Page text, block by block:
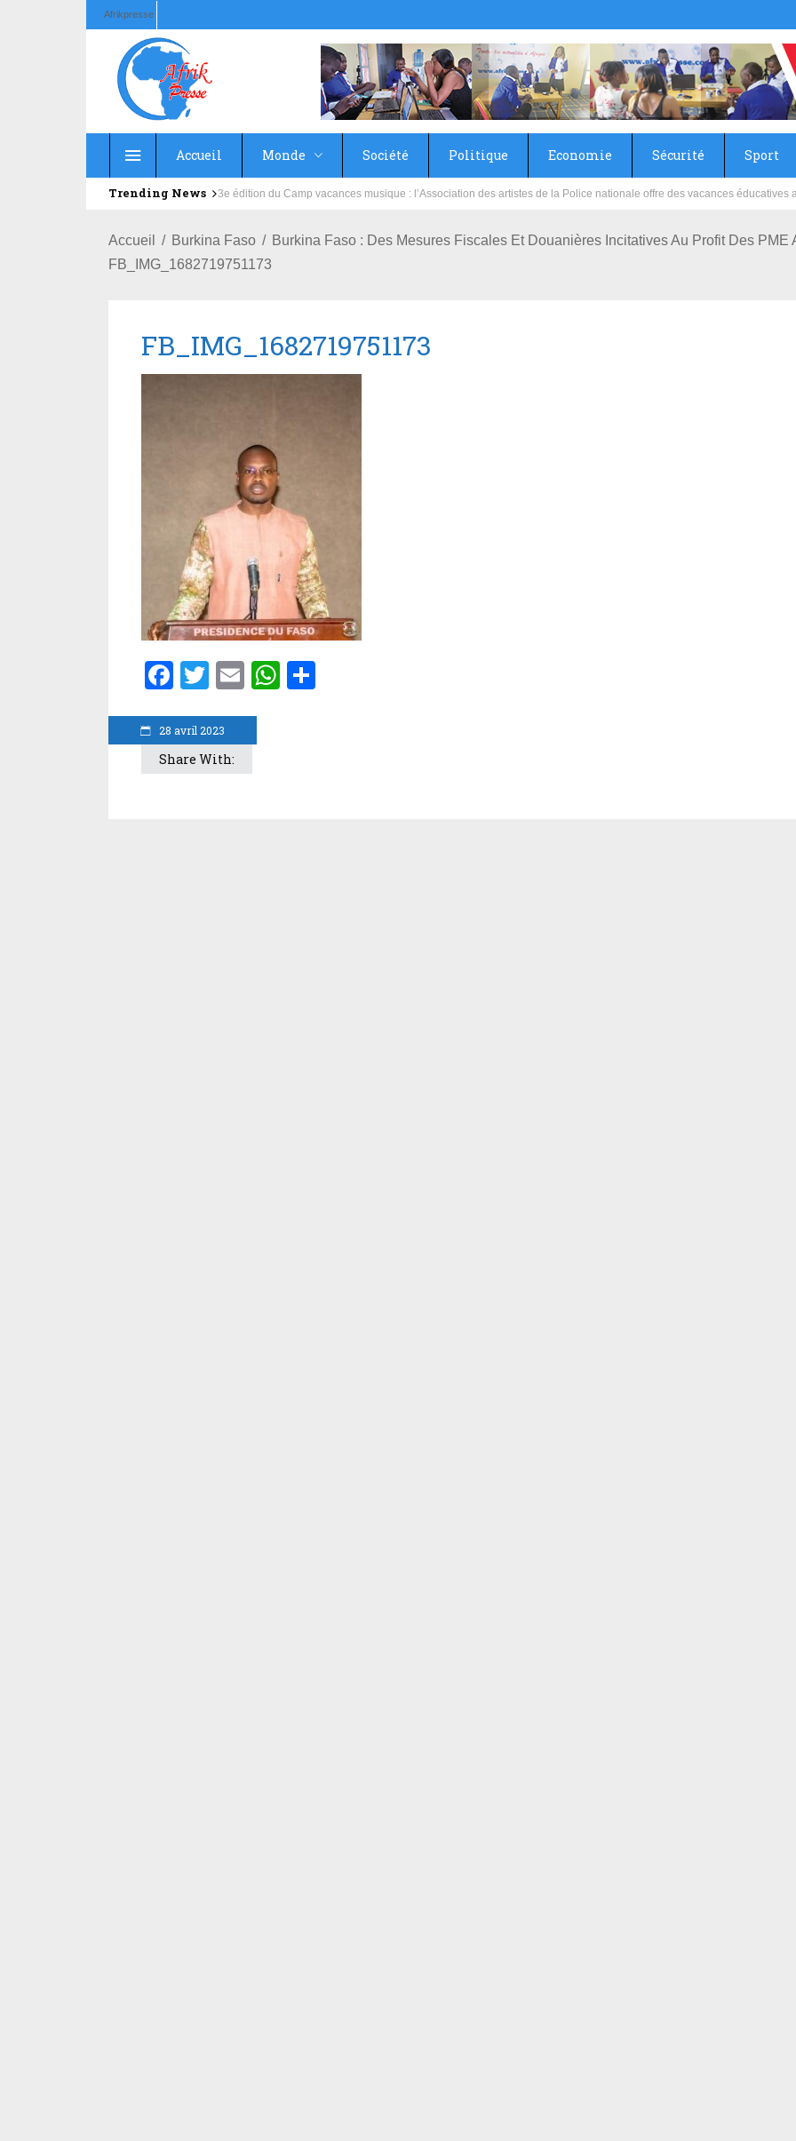
Afrikpresse
Accueil Monde Société Politique Economie Sécurité Sport
Trending News Education : la fédération de la Russie rénove les écoles primaire et collège du Camp Général Aboubacar Sangoulé
Accueil Burkina Faso
Burkina Faso : Des Mesures Fiscales Et Douanières Incitatives Au Profit Des
FB_IMG_1682719751173
28 avril 2023
FB_IMG_1682719751173
Facebook
Twitter
EmailWhatsApp
Share With: